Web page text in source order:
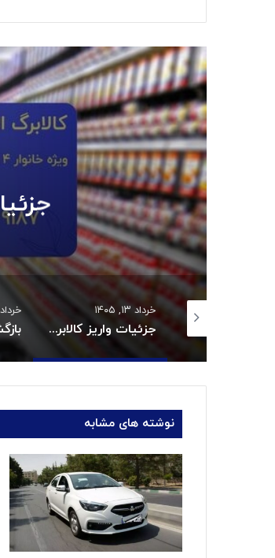
خرداد ۱۳, ۱۴۰۵
جزئیات واریز کالابرگ خردادماه:
خرداد ۱۰, ۱۴۰۵
نوشته های مشابه